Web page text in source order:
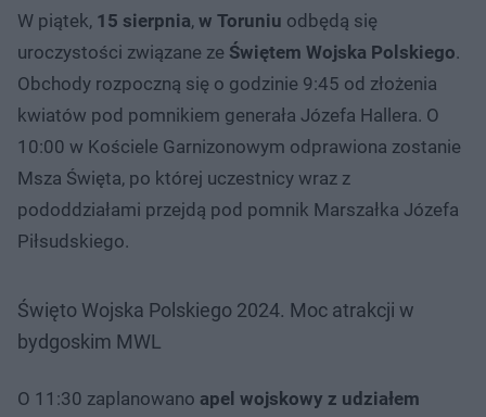
W piątek, 15 sierpnia, w Toruniu odbędą się
uroczystości związane ze Świętem Wojska Polskiego.
Obchody rozpoczną się o godzinie 9:45 od złożenia
kwiatów pod pomnikiem generała Józefa Hallera. O
10:00 w Kościele Garnizonowym odprawiona zostanie
Msza Święta, po której uczestnicy wraz z
pododdziałami przejdą pod pomnik Marszałka Józefa
Piłsudskiego.
Święto Wojska Polskiego 2024. Moc atrakcji w
bydgoskim MWL
O 11:30 zaplanowano apel wojskowy z udziałem